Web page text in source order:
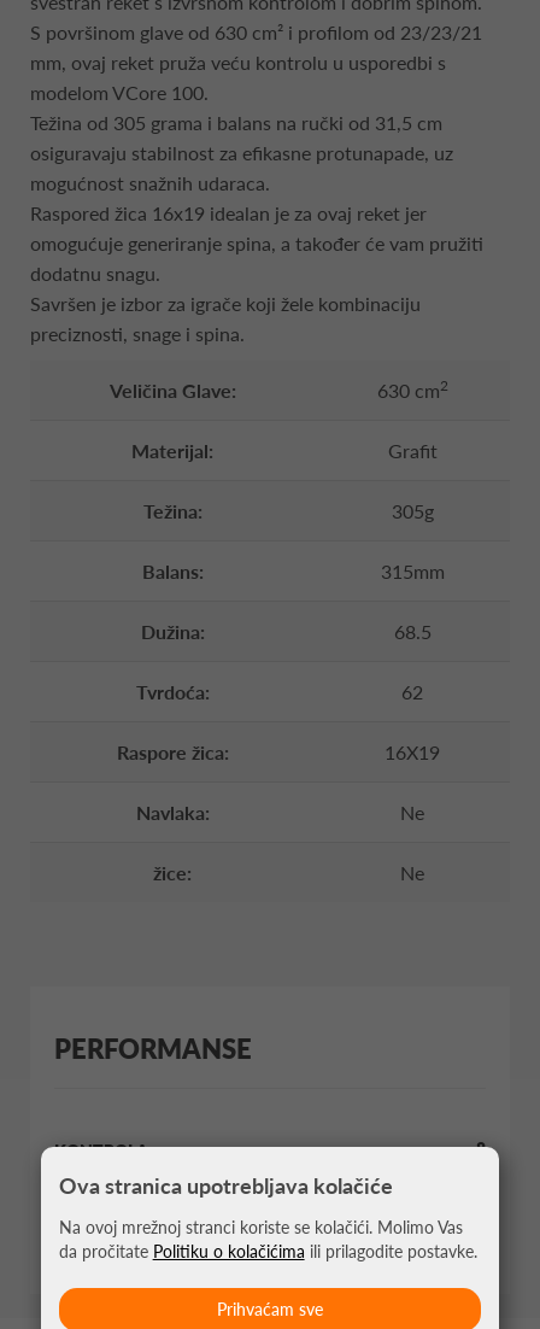
S površinom glave od 630 cm² i profilom od 23/23/21
mm, ovaj reket pruža veću kontrolu u usporedbi s
modelom VCore 100.
Težina od 305 grama i balans na ručki od 31,5 cm
osiguravaju stabilnost za efikasne protunapade, uz
mogućnost snažnih udaraca.
Raspored žica 16x19 idealan je za ovaj reket jer
omogućuje generiranje spina, a također će vam pružiti
dodatnu snagu.
Savršen je izbor za igrače koji žele kombinaciju
preciznosti, snage i spina.
Veličina Glave: 630 cm2
Materijal: Grafit
Težina: 305g
Balans: 315mm
Dužina: 68.5
Tvrdoća: 62
Raspore žica: 16X19
Navlaka: Ne
žice: Ne
PERFORMANSE
KONTROLA 8
SNAGA
Ova stranica upotrebljava kolačiće
Na ovoj mrežnoj stranci koriste se kolačići. Molimo Vas
da pročitate Politiku o kolačićima ili prilagodite postavke.
Prihvaćam sve